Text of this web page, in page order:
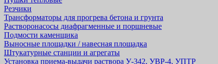
Резчики
Трансформаторы для прогрева бетона и грунта
Растворонасосы диафрагменные и поршневые
Подмости каменщика
Выносные площадки / навесная площадка
Штукатурные станции и агрегаты
Установка приема-выдачи раствора У-342, УВР-4, УПТР